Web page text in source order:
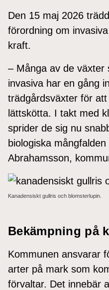
Den 15 maj 2026
förordning om
kraft.
– Många av de växter
invasiva har en gång
trädgårdsväxter för
lättskötta. I takt med
sprider de sig nu
biologiska
Abrahamsson,
Kanadensiskt gullris och blomsterlupin.
Bekämpning på
Kommunen ansvarar
arter på mark som
förvaltar. Det innebär